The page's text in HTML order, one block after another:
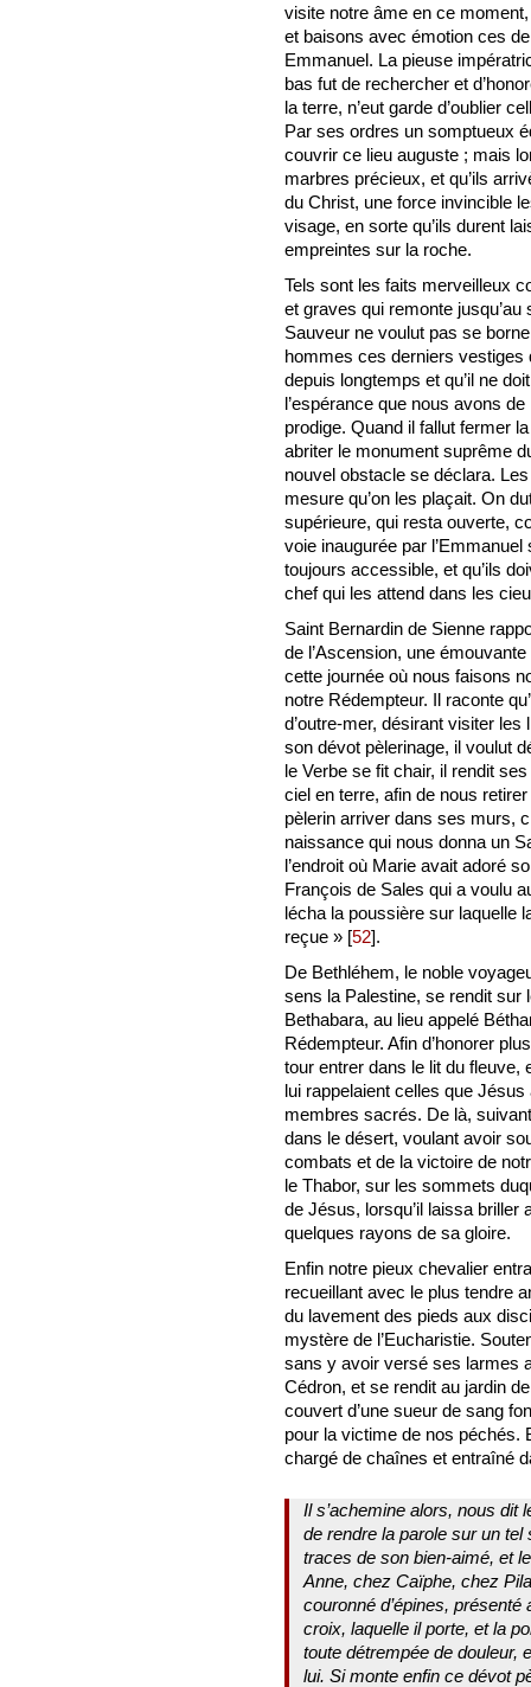
visite notre âme en ce moment,
et baisons avec émotion ces
Emmanuel. La pieuse
bas fut de rechercher et
la terre, n’eut garde d’oublier
Par ses ordres un somptueux
couvrir ce lieu auguste ; mais
marbres précieux, et qu’ils
du Christ, une force invincible
visage, en sorte qu’ils durent
empreintes sur la roche.
Tels sont les faits merveilleux
et graves qui remonte
Sauveur ne voulut pas se
hommes ces derniers vestiges
depuis longtemps et qu’il ne
l’espérance que nous avons
prodige. Quand il fallut fermer
abriter le monument suprême
nouvel obstacle se déclara.
mesure qu’on les plaçait. On
supérieure, qui resta ouverte,
voie inaugurée par
toujours accessible, et qu’ils
chef qui les attend dans les
Saint Bernardin de Sienne
de l’Ascension, une
cette journée où nous faisons
notre Rédempteur. Il raconte
d’outre-mer, désirant visiter
son dévot pèlerinage, il voulut
le Verbe se fit chair, il rendit
ciel en terre, afin de nous
pèlerin arriver dans ses murs,
naissance qui nous donna un
l’endroit où Marie avait adoré
François de Sales qui a voulu
lécha la poussière sur laquelle
reçue » [52].
De Bethléhem, le noble
sens la Palestine, se rendit sur
Bethabara, au lieu appelé
Rédempteur. Afin d’honorer
tour entrer dans le lit du
lui rappelaient celles que
membres sacrés. De là,
dans le désert, voulant avoir
combats et de la victoire de
le Thabor, sur les sommets
de Jésus, lorsqu’il laissa
quelques rayons de sa gloire.
Enfin notre pieux chevalier
recueillant avec le plus tendre
du lavement des pieds aux
mystère de l’Eucharistie.
sans y avoir versé ses larmes
Cédron, et se rendit au jardin
couvert d’une sueur de sang
pour la victime de nos péchés.
chargé de chaînes et entraîné
Il s’achemine alors, nous dit
de rendre la parole sur un tel
traces de son bien-aimé, et
Anne, chez Caïphe, chez
couronné d’épines,
croix, laquelle il porte, et la
toute détrempée de douleur,
lui. Si monte enfin ce dévot